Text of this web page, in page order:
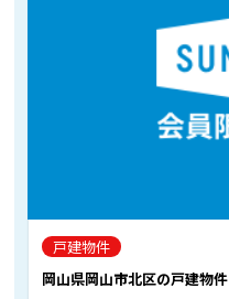
戸建物件
岡山県岡山市北区の戸建物件